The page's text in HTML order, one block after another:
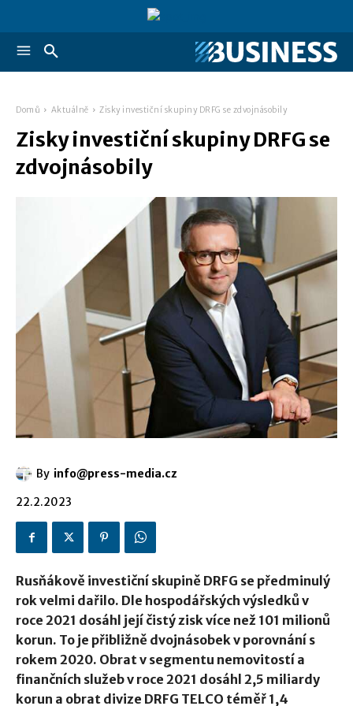
Domů Aktuálně Zisky investiční skupiny DRFG se zdvojnásobily
Zisky investiční skupiny DRFG se
zdvojnásobily
By info@press-media.cz
22.2.2023
Rusňákově investiční skupině DRFG se předminulý
rok velmi dařilo. Dle hospodářských výsledků v
roce 2021 dosáhl její čistý zisk více než 101 milionů
korun. To je přibližně dvojnásobek v porovnání s
rokem 2020. Obrat v segmentu nemovitostí a
finančních služeb v roce 2021 dosáhl 2,5 miliardy
korun a obrat divize DRFG TELCO téměř 1,4